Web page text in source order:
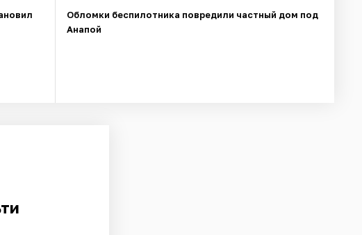
Обломки беспилотника повредили частный дом под
Анапой